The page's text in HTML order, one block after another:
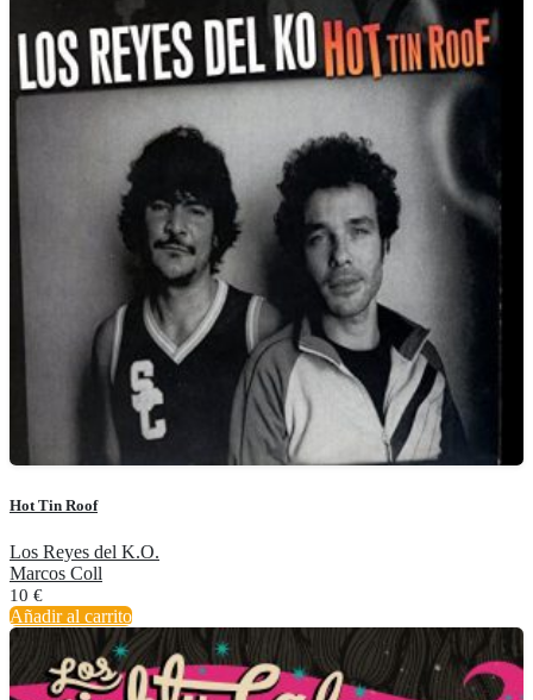
Hot Tin Roof
Los Reyes del K.O.
Marcos Coll
10 €
Añadir al carrito